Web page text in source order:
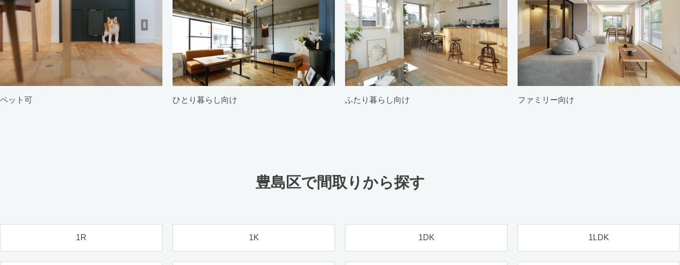
ペット可 ひとり暮らし向け ふたり暮らし向け ファミリー向け
豊島区で間取りから探す
1R 1K 1DK 1LDK